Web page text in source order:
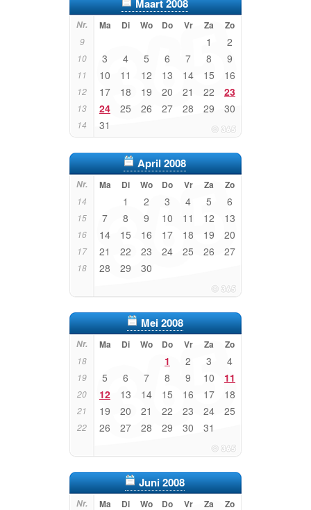
Maart 2008
Nr. Ma Di Wo Do Vr Za Zo
9 1 2
10 3 4 5 6 7 8 9
11 10 11 12 13 14 15 16
12 17 18 19 20 21 22 23
13 24 25 26 27 28 29 30
14 31
April 2008
Nr. Ma Di Wo Do Vr Za Zo
14 1 2 3 4 5 6
15 7 8 9 10 11 12 13
16 14 15 16 17 18 19 20
17 21 22 23 24 25 26 27
18 28 29 30
Mei 2008
Nr. Ma Di Wo Do Vr Za Zo
18 1 2 3 4
19 5 6 7 8 9 10 11
20 12 13 14 15 16 17 18
21 19 20 21 22 23 24 25
22 26 27 28 29 30 31
Juni 2008
Nr. Ma Di Wo Do Vr Za Zo